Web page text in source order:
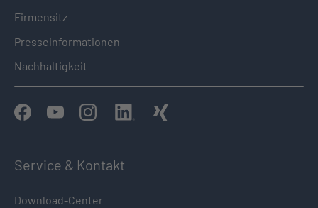
Firmensitz
Presseinformationen
Nachhaltigkeit
Service & Kontakt
Download-Center